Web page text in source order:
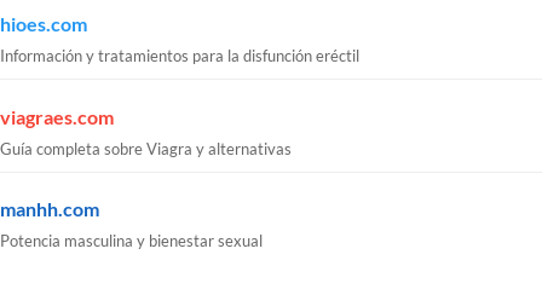
hioes.com
Información y tratamientos para la disfunción eréctil
viagraes.com
Guía completa sobre Viagra y alternativas
manhh.com
Potencia masculina y bienestar sexual